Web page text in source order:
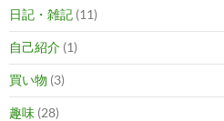
日記・雑記 (11)
自己紹介 (1)
買い物 (3)
趣味 (28)